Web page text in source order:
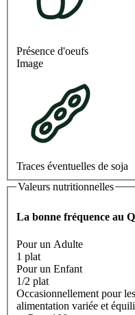
Présence d'oeufs
Image
Traces éventuelles de soja
Valeurs nutritionnelles
La bonne fréquence au
Pour un Adulte
1 plat
Pour un Enfant
1/2 plat
Occasionnellement pour
alimentation variée et